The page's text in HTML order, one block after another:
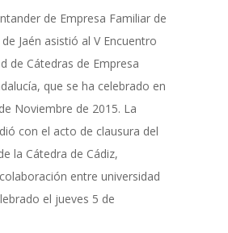
de Empresa Familiar de
Jaén asistió al V Encuentro
de Cátedras de Empresa
que se ha celebrado en
Noviembre de 2015. La
con el acto de clausura del
la Cátedra de Cádiz,
entre universidad
el jueves 5 de